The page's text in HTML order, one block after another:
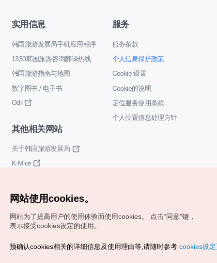
实用信息
韩国旅游发展局手机应用程序
1330韩国旅游咨询翻译热线
韩国旅游指南与地图
数字图书 / 电子书
Odii
服务
服务条款
个人信息保护政策
Cookie 设置
Cookie的说明
定位服务使用条款
个人位置信息处理方针
其他相关网站
关于韩国旅游发展局
K-Mice
Copyrights (c) 韩国旅游发展局版权所有
网站使用cookies。
网站为了提高用户的使用体验而使用cookies。
点击“同意"键，
表示接受cookies设定的使用。
预确认cookies相关的详细信息及使用理由等,请随时参考 cookies设